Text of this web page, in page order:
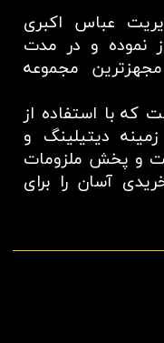
عباس اکبری
خود را از سال 1400 آغاز نموده و در مدت
مجموعه
که با استفاده از
زمینه دیتیلینگ و
و پخش ملزومات
آسان را برای